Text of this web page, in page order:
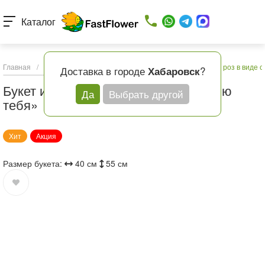
Доставка в городе Хабаровск?
Да
Выбрать другой
Каталог
Главная / Каталог товаров Букеты с доставкой Букет из роз в
Букет из роз в виде сердца «Я люблю
тебя»
Хит Акция
Размер букета: 40 см 55 см